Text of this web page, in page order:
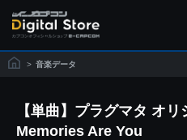
> 音楽データ
【単曲】プラグマタ オ
Memories Are You